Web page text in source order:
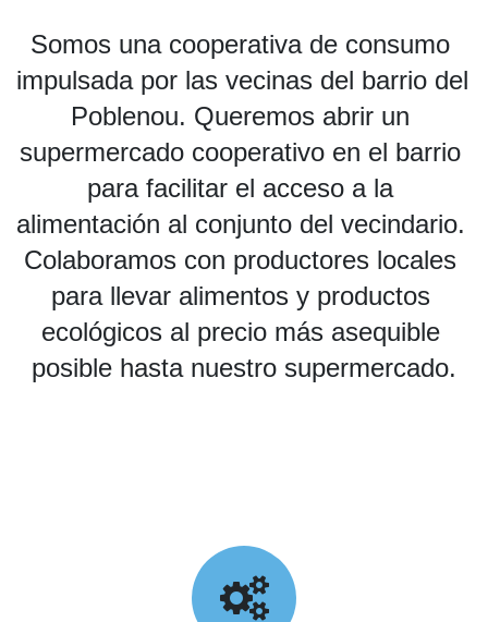
Somos una cooperativa de consumo
impulsada por las vecinas del barrio del
Poblenou. Queremos abrir un
supermercado cooperativo en el barrio
para facilitar el acceso a la
alimentación al conjunto del vecindario.
Colaboramos con productores locales
para llevar alimentos y productos
ecológicos al precio más asequible
posible hasta nuestro supermercado.